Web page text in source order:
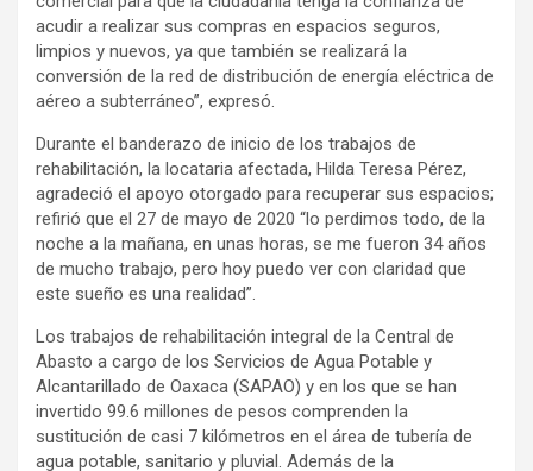
acudir a realizar sus compras en espacios seguros,
limpios y nuevos, ya que también se realizará la
conversión de la red de distribución de energía eléctrica de
aéreo a subterráneo”, expresó.
Durante el banderazo de inicio de los trabajos de
rehabilitación, la locataria afectada, Hilda Teresa Pérez,
agradeció el apoyo otorgado para recuperar sus espacios;
refirió que el 27 de mayo de 2020 “lo perdimos todo, de la
noche a la mañana, en unas horas, se me fueron 34 años
de mucho trabajo, pero hoy puedo ver con claridad que
este sueño es una realidad”.
Los trabajos de rehabilitación integral de la Central de
Abasto a cargo de los Servicios de Agua Potable y
Alcantarillado de Oaxaca (SAPAO) y en los que se han
invertido 99.6 millones de pesos comprenden la
sustitución de casi 7 kilómetros en el área de tubería de
agua potable, sanitario y pluvial. Además de la